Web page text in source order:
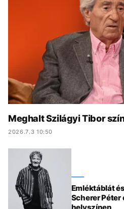
BESZÉLGETÉSEK
VIDEÓ
GASZTRO
Meghalt Szilágyi Tibor
2026.7.3 10:50
Emléktáblát
Scherer Péter